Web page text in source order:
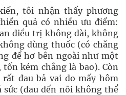
tôi nhận thấy phương
quả có nhiều ưu điểm:
điều trị không dài, không
dùng thuốc (có chăng
để hơ bên ngoài như một
kém chẳng là bao). Còn
rất đau bả vai do mấy hôm
(đau đến nỗi không thể